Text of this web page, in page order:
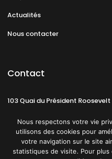
Actualités
Nous contacter
Contact
103 Quai du Président Roosevelt
Nous respectons votre vie
utilisons des cookies pour
votre navigation sur le site
statistiques de visite. Pour